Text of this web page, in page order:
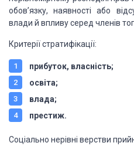
обов’язку, наявності або
влади й впливу серед членів
Критерії стратифікації:
прибуток, власність;
освіта;
влада;
престиж.
Соціально нерівні верстви